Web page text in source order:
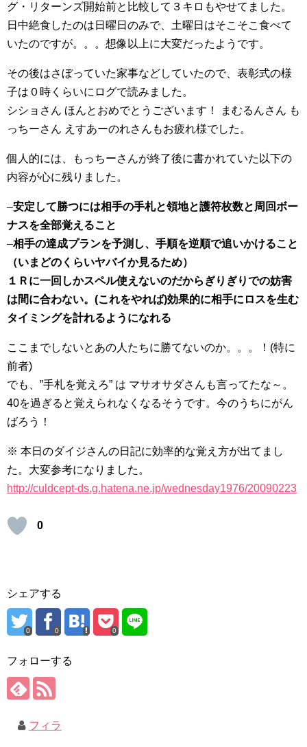
グ・リターンズ開始前と比較して３キロもやせてました。
日中絶食したのは日曜日のみで、土曜日はそこそこ食べて
いたのですが。。。想像以上に大変だったようです。
その後はさぼっていた家事などしていたので、表彰式の様
子は０時くらいにログで読みました。
シショさん ほんとおめでとうございます！ まむるんさん も
っちーさん えすあーのれさんもお疲れ様でした。
個人的には、もっちーさんが終了後に書かれていた以下の
内容が心に残りました。
–安定して勝つには相手の手札と領地と護符枚数と周回ボー
ナスを全部覚えること
–相手の達成プランを予測し、手順を逆順で追いかけること
（いまどのくらいヤバイか見るため）
１Ｒに一回しかスペル使えないのだからぎりぎりでの妨害
は間に合わない。(これをやれば)効果的に相手にロスを生む
タイミングを計れるようになれる
ここまでしないとあの人たちに勝てないのか。。。！(特に
前者)
でも、”手札を覚えろ” は マサオサダさんも言ってたな～。
40を過ぎると覚えられなくなるそうです。今のうちにがん
ばろう！
※ 本日のダイジさんの日記に効率的な覚え方が出てまし
た。大変参考になりました。
http://culdcept-ds.g.hatena.ne.jp/wednesday1976/20090223
0
シェアする
0 0 0
フォローする
フィラ